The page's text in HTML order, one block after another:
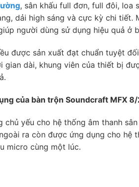
, sân khấu full đơn, full đôi, loa
dải high sáng và cực kỳ chi
người dùng sử dụng hiệu quả ở
được sản xuất đạt chuẩn tuyệt
gian dài, khung viên của thiết bị
của bàn trộn Soundcraft MFX 8/
chủ yếu cho hệ thống âm thanh
ra còn được ứng dụng cho hệ
micro cùng một lúc.